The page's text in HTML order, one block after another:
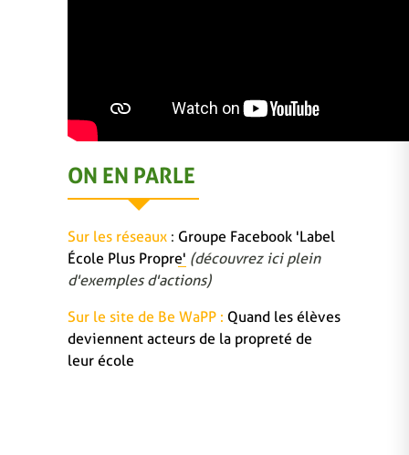
ON EN PARLE
Sur les réseaux : Groupe Facebook 'Label
École Plus Propre' (découvrez ici plein
d'exemples d'actions)
Sur le site de Be WaPP : Quand les élèves
deviennent acteurs de la propreté de
leur école